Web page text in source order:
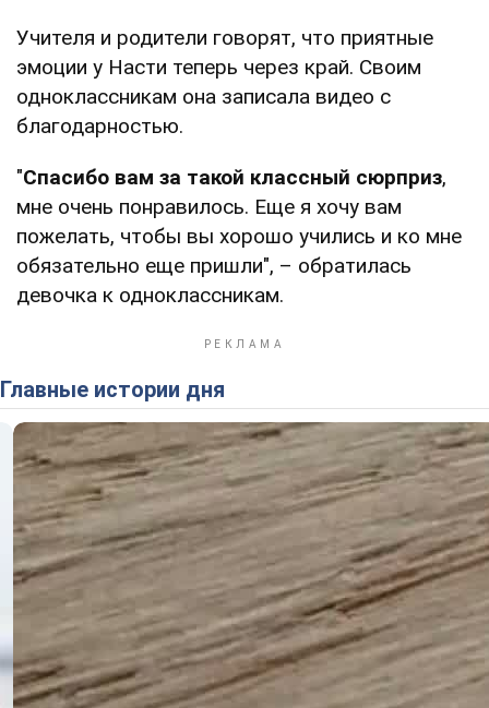
Учителя и родители говорят, что приятные
эмоции у Насти теперь через край. Своим
одноклассникам она записала видео с
благодарностью.
"Спасибо вам за такой классный сюрприз,
мне очень понравилось. Еще я хочу вам
пожелать, чтобы вы хорошо учились и ко мне
обязательно еще пришли", – обратилась
девочка к одноклассникам.
Главные истории дня